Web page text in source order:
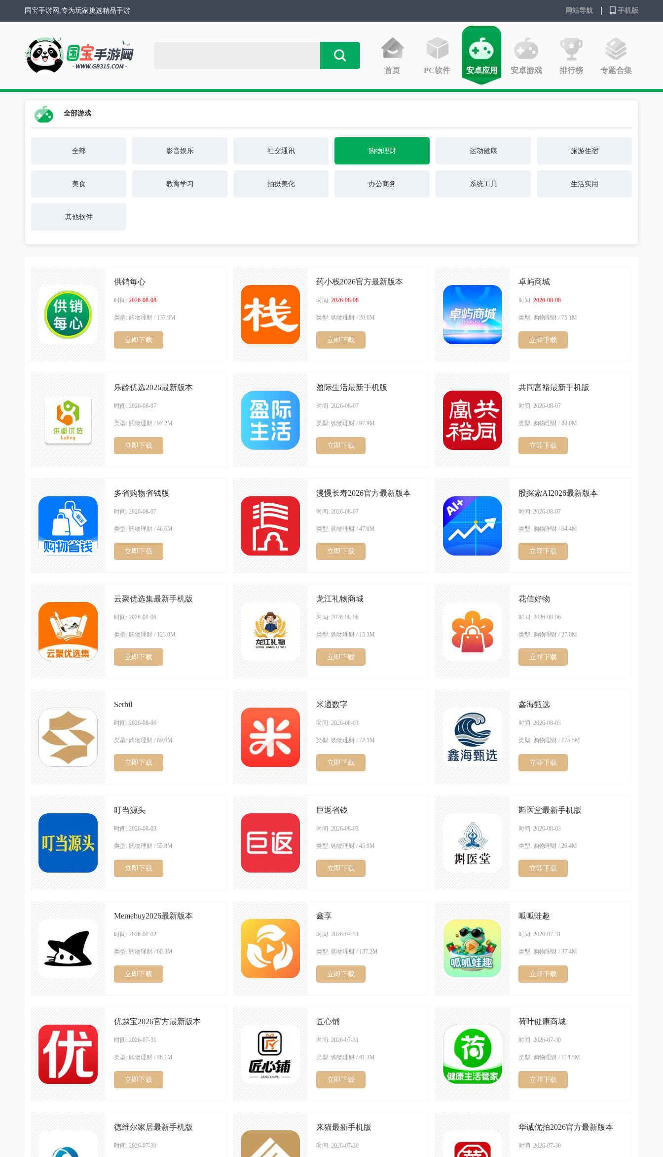
国宝手游网,专为玩家挑选精品手游 网站导航 手机版
首页 PC软件 安卓应用 安卓游戏 排行榜 专题合集
全部游戏
全部 影音娱乐 社交通讯 购物理财 运动健康 旅游住宿
美食 教育学习 拍摄美化 办公商务 系统工具 生活实用
其他软件
供销每心
时间: 2026-08-08
类型: 购物理财 / 137.9M
立即下载
药小栈2026官方最新版本
时间: 2026-08-08
类型: 购物理财 / 20.6M
立即下载
卓屿商城
时间: 2026-08-08
类型: 购物理财 / 75.1M
立即下载
乐龄优选2026最新版本
时间: 2026-08-07
类型: 购物理财 / 97.2M
立即下载
盈际生活最新手机版
时间: 2026-08-07
类型: 购物理财 / 97.9M
立即下载
共同富裕最新手机版
时间: 2026-08-07
类型: 购物理财 / 88.0M
立即下载
多省购物省钱版
时间: 2026-08-07
类型: 购物理财 / 46.6M
立即下载
漫慢长寿2026官方最新版本
时间: 2026-08-07
类型: 购物理财 / 47.0M
立即下载
股探索AI2026最新版本
时间: 2026-08-07
类型: 购物理财 / 64.4M
立即下载
云聚优选集最新手机版
时间: 2026-08-06
类型: 购物理财 / 123.0M
立即下载
龙江礼物商城
时间: 2026-08-06
类型: 购物理财 / 15.3M
立即下载
花信好物
时间: 2026-08-06
类型: 购物理财 / 27.0M
立即下载
Serhil
时间: 2026-08-06
类型: 购物理财 / 69.6M
立即下载
米通数字
时间: 2026-08-03
类型: 购物理财 / 72.1M
立即下载
鑫海甄选
时间: 2026-08-03
类型: 购物理财 / 175.5M
立即下载
叮当源头
时间: 2026-08-03
类型: 购物理财 / 55.8M
立即下载
巨返省钱
时间: 2026-08-03
类型: 购物理财 / 45.9M
立即下载
斟医堂最新手机版
时间: 2026-08-03
类型: 购物理财 / 26.4M
立即下载
Memebuy2026最新版本
时间: 2026-08-02
类型: 购物理财 / 60.3M
立即下载
鑫享
时间: 2026-07-31
类型: 购物理财 / 137.2M
立即下载
呱呱蛙趣
时间: 2026-07-31
类型: 购物理财 / 37.4M
立即下载
优越宝2026官方最新版本
时间: 2026-07-31
类型: 购物理财 / 46.1M
立即下载
匠心铺
时间: 2026-07-31
类型: 购物理财 / 41.3M
立即下载
荷叶健康商城
时间: 2026-07-30
类型: 购物理财 / 114.5M
立即下载
德维尔家居最新手机版
时间: 2026-07-30
来猫最新手机版
时间: 2026-07-30
华诚优拍2026官方最新版本
时间: 2026-07-30